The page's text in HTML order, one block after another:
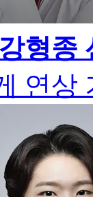
강형종
연상